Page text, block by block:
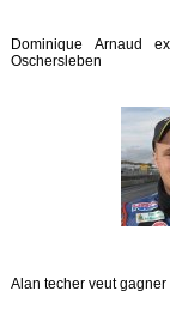
Dominique Arnaud
Oschersleben
Alan techer veut